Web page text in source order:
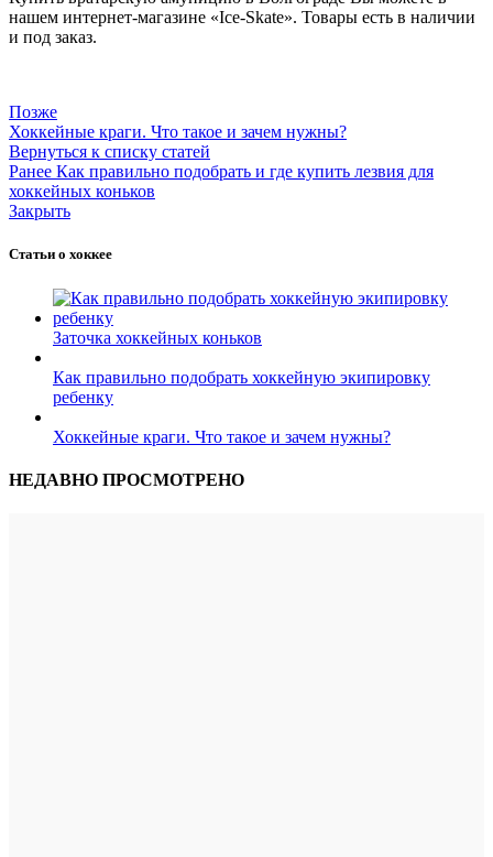
нашем интернет-магазине «Ice-Skate». Товары есть в наличии
и под заказ.
Позже
Хоккейные краги. Что такое и зачем нужны?
Вернуться к списку статей
Ранее Как правильно подобрать и где купить лезвия для
хоккейных коньков
Закрыть
Статьи о хоккее
Заточка хоккейных коньков
Как правильно подобрать хоккейную экипировку
ребенку
Хоккейные краги. Что такое и зачем нужны?
НЕДАВНО ПРОСМОТРЕНО